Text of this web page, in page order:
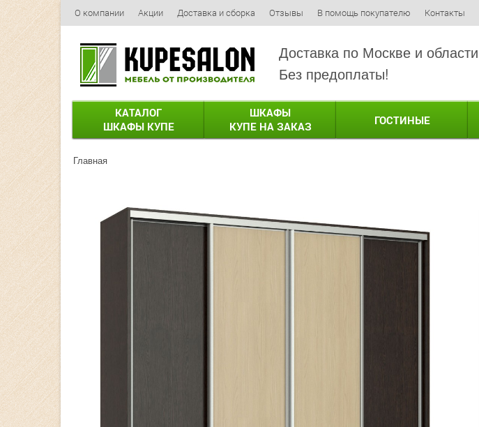
О компании Акции Доставка и сборка Отзывы В помощь покупателю Контакты
Доставка по Москве и области
Без предоплаты!
КАТАЛОГ
ШКАФЫ КУПЕ
ШКАФЫ
КУПЕ НА ЗАКАЗ
ГОСТИНЫЕ
Главная